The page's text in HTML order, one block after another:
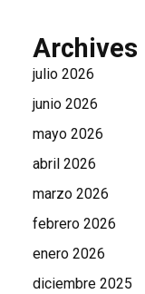
Archives
julio 2026
junio 2026
mayo 2026
abril 2026
marzo 2026
febrero 2026
enero 2026
diciembre 2025